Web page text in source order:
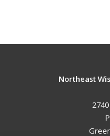
Northeast